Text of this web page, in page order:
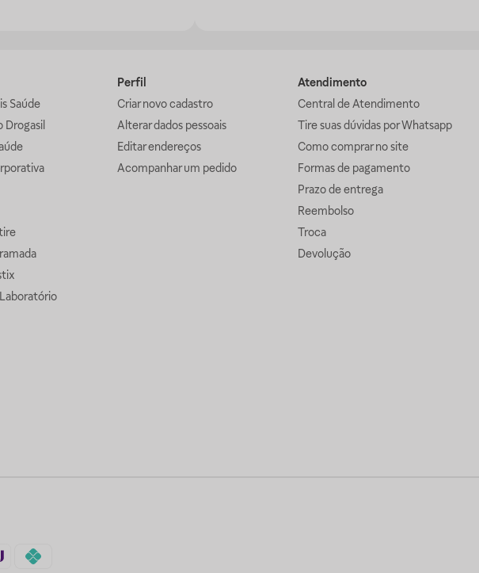
Saúde
Drogasil
Perfil
Criar novo cadastro
Alterar dados pessoais
Editar endereços
Acompanhar um pedido
Atendimento
Central de Atendimento
Tire suas dúvidas por Whatsapp
Como comprar no site
Formas de pagamento
Prazo de entrega
Reembolso
Troca
Devolução